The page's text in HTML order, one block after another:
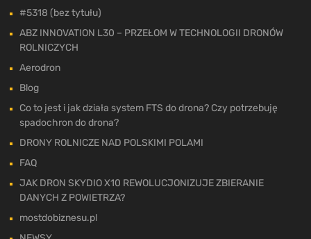
#5318 (bez tytułu)
ABZ INNOVATION L30 – PRZEŁOM W TECHNOLOGII DRONÓW
ROLNICZYCH
Aerodron
Blog
Co to jest i jak działa system FTS do drona? Czy potrzebuję
spadochron do drona?
DRONY ROLNICZE NAD POLSKIMI POLAMI
FAQ
JAK DRON SKYDIO X10 REWOLUCJONIZUJE ZBIERANIE
DANYCH Z POWIETRZA?
mostdobiznesu.pl